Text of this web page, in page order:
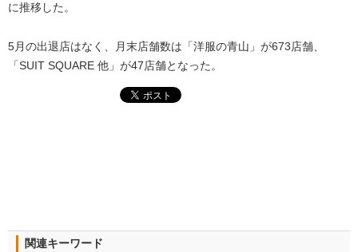
に推移した。
5月の出退店はなく、月末店舗数は「洋服の青山」が673店舗、
「SUIT SQUARE 他」が47店舗となった。
関連キーワード